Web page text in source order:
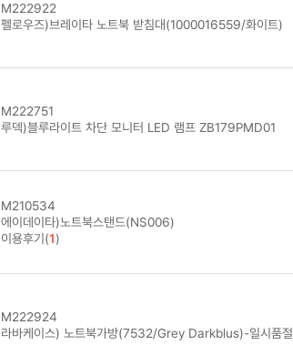
M222922
펠로우즈)브레이타 노트북 받침대(1000016559/화이트)
M222751
루덱)블루라이트 차단 모니터 LED 램프 ZB179PMD01
M210534
에이데이타)노트북스탠드(NS006)
이용후기(1)
M222924
라바케이스) 노트북가방(7532/Grey Darkblus)-일시품절